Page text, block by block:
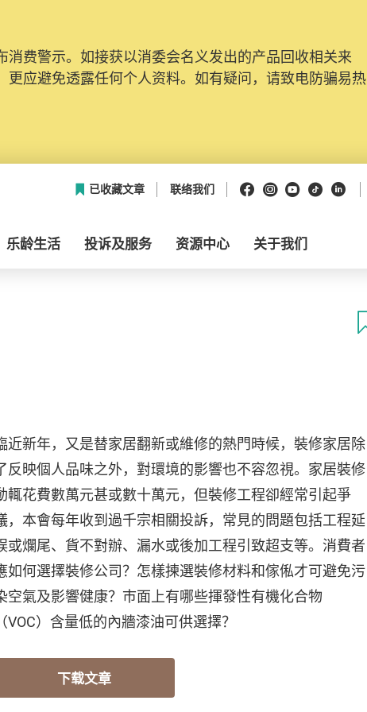
费警示。如接获以消委会名义发出的产品回收相关来
应避免透露任何个人资料。如有疑问，请致电防骗易热
已经进行升级及推出新功能。由2025年11月10日起，
话）注册帐户，才可提交投诉、查询及建议。所有提交
已收藏文章 联络我们 Facebook
Instagram
Youtube
抖音领英
乐龄生活 投诉及服务 资源中心 关于我们
近新年，又是替家居翻新或維修的熱門時候，裝修家居除
反映個人品味之外，對環境的影響也不容忽視。家居裝修
輒花費數萬元甚或數十萬元，但裝修工程卻經常引起爭
，本會每年收到過千宗相關投訴，常見的問題包括工程延
或爛尾、貨不對辦、漏水或後加工程引致超支等。消費者
如何選擇裝修公司？怎樣揀選裝修材料和傢俬才可避免污
空氣及影響健康？巿面上有哪些揮發性有機化合物
（VOC）含量低的內牆漆油可供選擇？
下载文章